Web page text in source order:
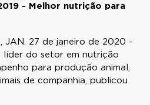
- Melhor nutrição para
JAN. 27 de janeiro de 2020 -
do setor em nutrição
para produção animal,
de companhia, publicou